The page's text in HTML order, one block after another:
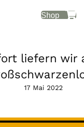
Shop
liefern wir
17 Mai 2022